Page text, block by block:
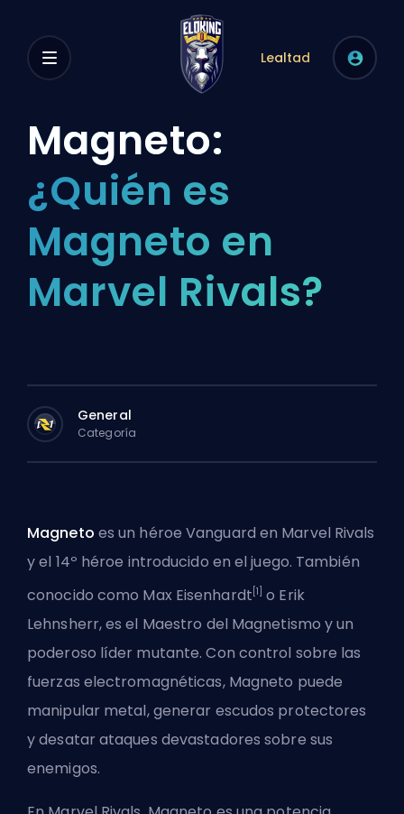
Lealtad
Magneto:
¿Quién es
Magneto en
Marvel Rivals?
General
Categoría
Magneto es un héroeVanguard en Marvel Rivals
y el 14º héroe introducido en el juego. También
conocido como Max Eisenhardt [1] o Erik
Lehnsherr, es el Maestro del Magnetismo y un
poderoso líder mutante. Con control sobre las
fuerzas electromagnéticas, Magneto puede
manipular metal, generar escudos protectores
y desatar ataques devastadores sobre sus
enemigos.